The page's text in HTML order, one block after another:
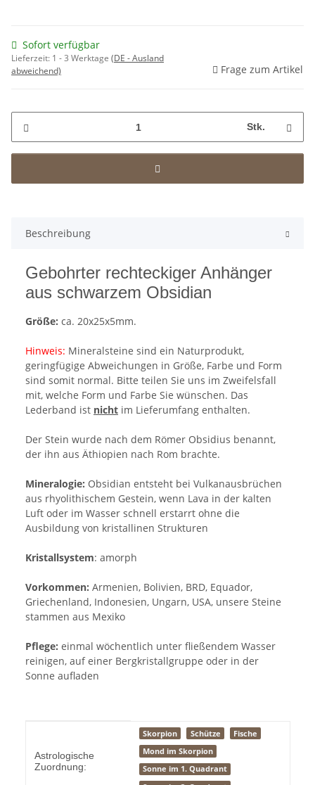
Sofort verfügbar
Lieferzeit: 1 - 3 Werktage (DE - Ausland
abweichend)
Frage zum Artikel
Stk.
Beschreibung
Gebohrter rechteckiger Anhänger
aus schwarzem Obsidian
Größe: ca. 20x25x5mm.
Hinweis: Mineralsteine sind ein Naturprodukt,
geringfügige Abweichungen in Größe, Farbe und Form
sind somit normal. Bitte teilen Sie uns im Zweifelsfall
mit, welche Form und Farbe Sie wünschen. Das
Lederband ist nicht im Lieferumfang enthalten.
Der Stein wurde nach dem Römer Obsidius benannt,
der ihn aus Äthiopien nach Rom brachte.
Mineralogie: Obsidian entsteht bei Vulkanausbrüchen
aus rhyolithischem Gestein, wenn Lava in der kalten
Luft oder im Wasser schnell erstarrt ohne die
Ausbildung von kristallinen Strukturen
Kristallsystem: amorph
Vorkommen: Armenien, Bolivien, BRD, Equador,
Griechenland, Indonesien, Ungarn, USA, unsere Steine
stammen aus Mexiko
Pflege: einmal wöchentlich unter fließendem Wasser
reinigen, auf einer Bergkristallgruppe oder in der
Sonne aufladen
Astrologische
Zuordnung:
Skorpion Schütze
Fische
Mond im Skorpion
Sonne im 1. Quadrant